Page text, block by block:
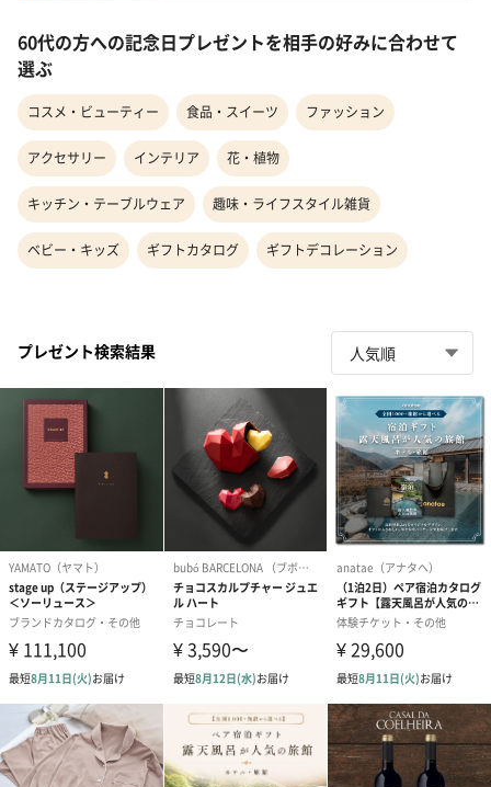
60代の方への記念日プレゼントを相手の好みに合わせて
選ぶ
コスメ・ビューティー 食品・スイーツ ファッション
アクセサリー インテリア 花・植物
キッチン・テーブルウェア 趣味・ライフスタイル雑貨
ベビー・キッズ ギフトカタログ ギフトデコレーション
プレゼント検索結果